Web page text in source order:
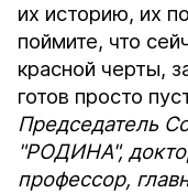
их историю, их
поймите, что
красной черты,
готов просто
Председатель
"РОДИНА",
профессор,